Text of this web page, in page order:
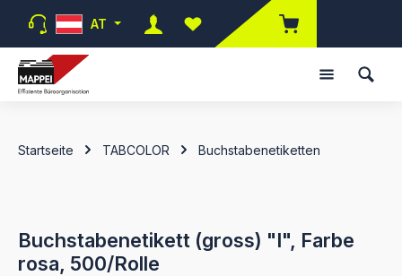
Zum Hauptinhalt springen
AT
Du hast 0 Produkte auf dem
Startseite TABCOLOR Buchstabenetiketten
Buchstabenetikett (gross) "I", Farbe
rosa, 500/Rolle